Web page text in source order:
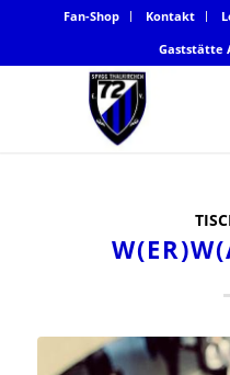
Fan-Shop Kontakt
Gaststätte